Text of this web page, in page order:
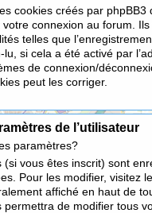
cookies créés par phpBB3
connexion au forum.
telles que
si cela a été activé par
de connexion/
peut les corriger.
de l’utilisateur
paramètres?
(si vous êtes inscrit) sont
Pour les modifier, visitez
affiché en haut de
permettra de modifier tous